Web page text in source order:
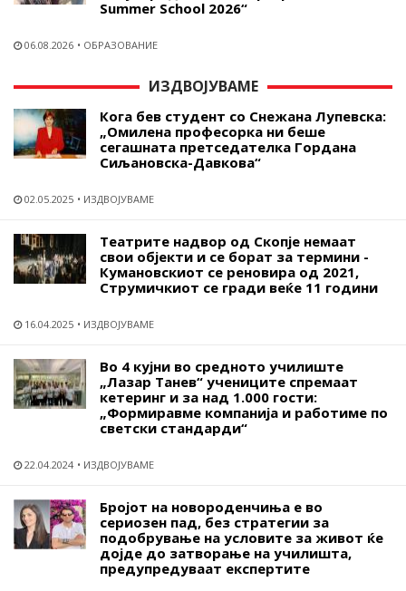
Summer School 2026“
06.08.2026 ОБРАЗОВАНИЕ
ИЗДВОЈУВАМЕ
Кога бев студент со Снежана Лупевска:
„Омилена професорка ни беше
сегашната претседателка Гордана
Сиљановска-Давкова“
02.05.2025 ИЗДВОЈУВАМЕ
Театрите надвор од Скопје немаат
свои објекти и се борат за термини -
Кумановскиот се реновира од 2021,
Струмичкиот се гради веќе 11 години
16.04.2025 ИЗДВОЈУВАМЕ
Во 4 кујни во средното училиште
„Лазар Танев“ учениците спремаат
кетеринг и за над 1.000 гости:
„Формиравме компанија и работиме по
светски стандарди“
22.04.2024 ИЗДВОЈУВАМЕ
Бројот на новороденчиња е во
сериозен пад, без стратегии за
подобрување на условите за живот ќе
дојде до затворање на училишта,
предупредуваат експертите